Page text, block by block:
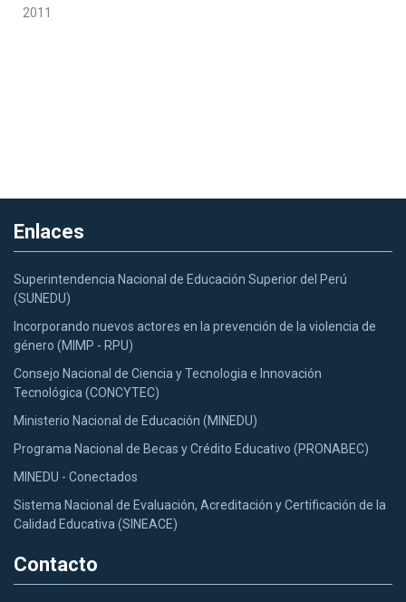
2011
Enlaces
Superintendencia Nacional de Educación Superior del Perú
(SUNEDU)
Incorporando nuevos actores en la prevención de la violencia de
género (MIMP - RPU)
Consejo Nacional de Ciencia y Tecnologia e Innovación
Tecnológica (CONCYTEC)
Ministerio Nacional de Educación (MINEDU)
Programa Nacional de Becas y Crédito Educativo (PRONABEC)
MINEDU - Conectados
Sistema Nacional de Evaluación, Acreditación y Certificación de la
Calidad Educativa (SINEACE)
Contacto